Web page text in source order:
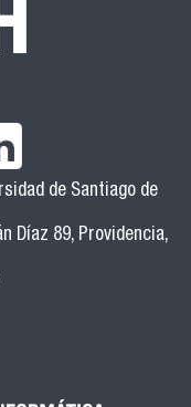
de Santiago de
Díaz 89, Providencia,